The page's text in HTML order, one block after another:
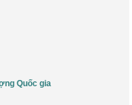
Quốc gia